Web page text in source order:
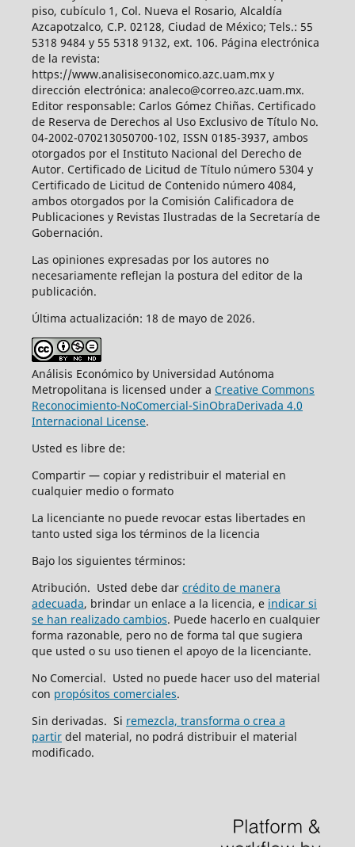
piso, cubículo 1, Col. Nueva el Rosario, Alcaldía
Azcapotzalco, C.P. 02128, Ciudad de México; Tels.: 55
5318 9484 y 55 5318 9132, ext. 106. Página electrónica
de la revista:
https://www.analisiseconomico.azc.uam.mx y
dirección electrónica: analeco@correo.azc.uam.mx.
Editor responsable: Carlos Gómez Chiñas. Certificado
de Reserva de Derechos al Uso Exclusivo de Título No.
04-2002-070213050700-102, ISSN 0185-3937, ambos
otorgados por el Instituto Nacional del Derecho de
Autor. Certificado de Licitud de Título número 5304 y
Certificado de Licitud de Contenido número 4084,
ambos otorgados por la Comisión Calificadora de
Publicaciones y Revistas Ilustradas de la Secretaría de
Gobernación.
Las opiniones expresadas por los autores no
necesariamente reflejan la postura del editor de la
publicación.
Última actualización: 18 de mayo de 2026.
Análisis Económico by Universidad Autónoma
Metropolitana is licensed under a Creative Commons
Reconocimiento-NoComercial-SinObraDerivada 4.0
Internacional License.
Usted es libre de:
Compartir — copiar y redistribuir el material en
cualquier medio o formato
La licenciante no puede revocar estas libertades en
tanto usted siga los términos de la licencia
Bajo los siguientes términos:
Atribución. Usted debe dar crédito de manera
adecuada, brindar un enlace a la licencia, e indicar si
se han realizado cambios. Puede hacerlo en cualquier
forma razonable, pero no de forma tal que sugiera
que usted o su uso tienen el apoyo de la licenciante.
No Comercial. Usted no puede hacer uso del material
con propósitos comerciales.
Sin derivadas. Si remezcla, transforma o crea a
partirdel material, no podrá distribuir el material
modificado.